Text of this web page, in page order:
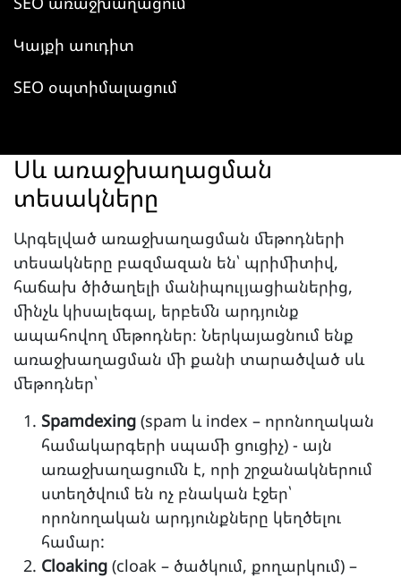
Կայքի աուդիտ
SEO օպտիմալացում
Սև առաջխաղացման
տեսակները
Արգելված առաջխաղացման մեթոդների
տեսակները բազմազան են՝ պրիմիտիվ,
հաճախ ծիծաղելի մանիպուլյացիաներից,
մինչև կիսալեգալ, երբեմն արդյունք
ապահովող մեթոդներ։ Ներկայացնում ենք
առաջխաղացման մի քանի տարածված սև
մեթոդներ՝
Spamdexing(spam և index – որոնողական
համակարգերի սպամի ցուցիչ) - այն
առաջխաղացումն է, որի շրջանակներում
ստեղծվում են ոչ բնական էջեր՝
որոնողական արդյունքները կեղծելու
համար:
Cloaking(cloak – ծածկում, քողարկում) –